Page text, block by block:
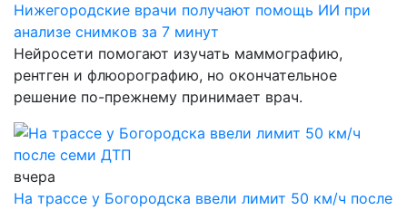
Нижегородские врачи получают помощь ИИ при
анализе снимков за 7 минут
Нейросети помогают изучать маммографию,
рентген и флюорографию, но окончательное
решение по-прежнему принимает врач.
вчера
На трассе у Богородска ввели лимит 50 км/ч после